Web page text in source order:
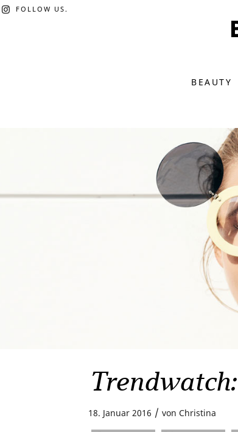
FOLLOW US.
BEAUTY
18. Januar 2016 / von Christina